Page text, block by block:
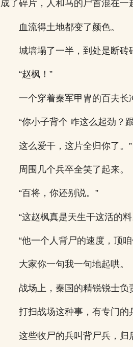
成了碎片，人和马的尸首混在一
血流得土地都变了颜色。
城墙塌了一半，到处是断砖
“赵枫！”
一个穿着秦军甲胄的百夫长
“你小子背个 咋这么起劲？
这么爱干，这片全归你了。”
周围几个兵卒全笑了起来。
“百将，你还别说。”
“这赵枫真是天生干这活的料
“他一个人背尸的速度，顶
大家你一句我一句地起哄。
战场上，秦国的精锐锐士负
打扫战场这种事，有专门的
这些收尸的兵叫背尸兵，归